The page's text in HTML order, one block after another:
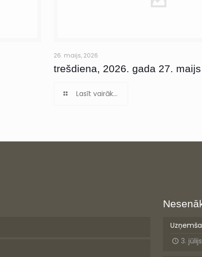
26. maijs, 2026
trešdiena, 2026. gada 27. maijs
Lasīt vairāk...
3.